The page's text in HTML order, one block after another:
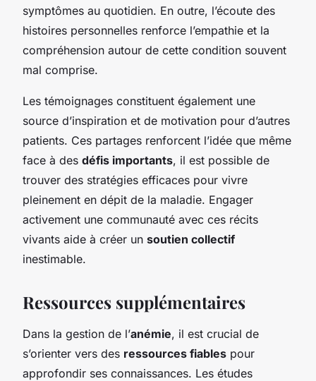
symptômes au quotidien. En outre, l’écoute des
histoires personnelles renforce l’empathie et la
compréhension autour de cette condition souvent
mal comprise.
Les témoignages constituent également une
source d’inspiration et de motivation pour d’autres
patients. Ces partages renforcent l’idée que même
face à des défis importants, il est possible de
trouver des stratégies efficaces pour vivre
pleinement en dépit de la maladie. Engager
activement une communauté avec ces récits
vivants aide à créer un soutien collectif
inestimable.
Ressources supplémentaires
Dans la gestion de l’anémie, il est crucial de
s’orienter vers des ressources fiables pour
approfondir ses connaissances. Les études